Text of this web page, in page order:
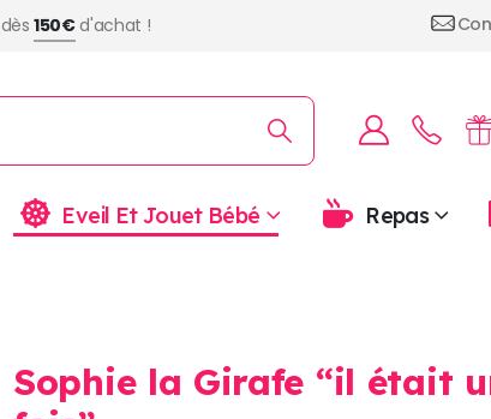
dès150€d'achat !
Eveil Et Jouet Bébé Repas
Sophie la Girafe “il était